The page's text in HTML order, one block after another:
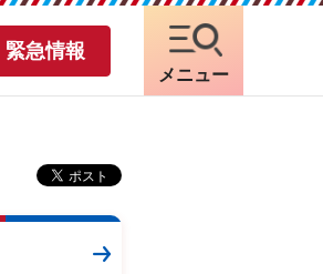
緊急情報
メニュー